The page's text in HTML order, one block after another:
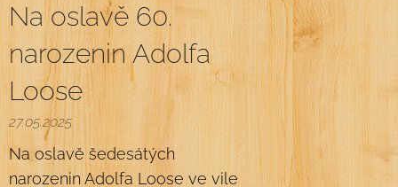
Na oslavě 60.
narozenin Adolfa
Loose
27.05.2025
Na oslavě šedesátých
narozenin Adolfa Loose ve vile